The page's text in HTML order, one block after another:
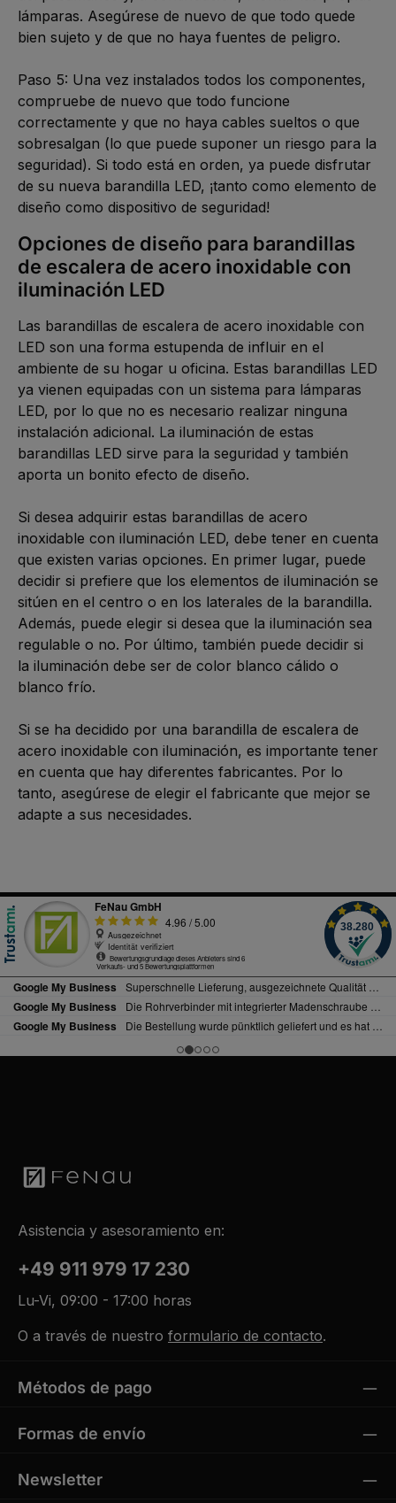
lámparas. Asegúrese de nuevo de que todo quede
bien sujeto y de que no haya fuentes de peligro.
Paso 5: Una vez instalados todos los componentes,
compruebe de nuevo que todo funcione
correctamente y que no haya cables sueltos o que
sobresalgan (lo que puede suponer un riesgo para la
seguridad). Si todo está en orden, ya puede disfrutar
de su nueva barandilla LED, ¡tanto como elemento de
diseño como dispositivo de seguridad!
Opciones de diseño para barandillas
de escalera de acero inoxidable con
iluminación LED
Las barandillas de escalera de acero inoxidable con
LED son una forma estupenda de influir en el
ambiente de su hogar u oficina. Estas barandillas LED
ya vienen equipadas con un sistema para lámparas
LED, por lo que no es necesario realizar ninguna
instalación adicional. La iluminación de estas
barandillas LED sirve para la seguridad y también
aporta un bonito efecto de diseño.
Si desea adquirir estas barandillas de acero
inoxidable con iluminación LED, debe tener en cuenta
que existen varias opciones. En primer lugar, puede
decidir si prefiere que los elementos de iluminación se
sitúen en el centro o en los laterales de la barandilla.
Además, puede elegir si desea que la iluminación sea
regulable o no. Por último, también puede decidir si
la iluminación debe ser de color blanco cálido o
blanco frío.
Si se ha decidido por una barandilla de escalera de
acero inoxidable con iluminación, es importante tener
en cuenta que hay diferentes fabricantes. Por lo
tanto, asegúrese de elegir el fabricante que mejor se
adapte a sus necesidades.
Asistencia y asesoramiento en:
+49 911 979 17 230
Lu-Vi, 09:00 - 17:00 horas
O a través de nuestro formulario de contacto.
Métodos de pago
Formas de envío
Newsletter